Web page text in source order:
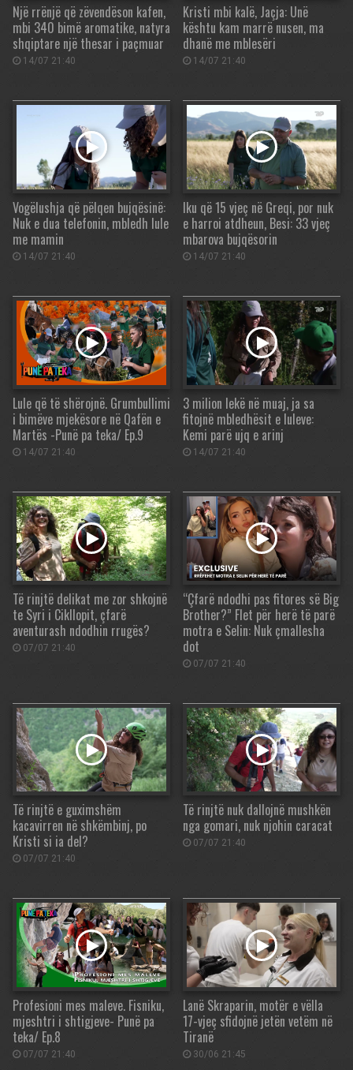
Një rrënjë që zëvendëson kafen,
mbi 340 bimë aromatike, natyra
shqiptare një thesar i paçmuar
14/07 21:40
Kristi mbi kalë, Jaçja: Unë
kështu kam marrë nusen, ma
dhanë me mblesëri
14/07 21:40
Vogëlushja që pëlqen bujqësinë:
Nuk e dua telefonin, mbledh lule
me mamin
14/07 21:40
Iku që 15 vjeç në Greqi, por nuk
e harroi atdheun, Besi: 33 vjeç
mbarova bujqësorin
14/07 21:40
Lule që të shërojnë. Grumbullimi
i bimëve mjekësore në Qafën e
Martës -Punë pa teka/ Ep.9
14/07 21:40
3 milion lekë në muaj, ja sa
fitojnë mbledhësit e luleve:
Kemi parë ujq e arinj
14/07 21:40
Të rinjtë delikat me zor shkojnë
te Syri i Cikllopit, çfarë
aventurash ndodhin rrugës?
07/07 21:40
“Çfarë ndodhi pas fitores së Big
Brother?” Flet për herë të parë
motra e Selin: Nuk çmallesha
dot
07/07 21:40
Të rinjtë e guximshëm
kacavirren në shkëmbinj, po
Kristi si ia del?
07/07 21:40
Të rinjtë nuk dallojnë mushkën
nga gomari, nuk njohin caracat
07/07 21:40
Profesioni mes maleve. Fisniku,
mjeshtri i shtigjeve- Punë pa
teka/ Ep.8
07/07 21:40
Lanë Skraparin, motër e vëlla
17-vjeç sfidojnë jetën vetëm në
Tiranë
30/06 21:45